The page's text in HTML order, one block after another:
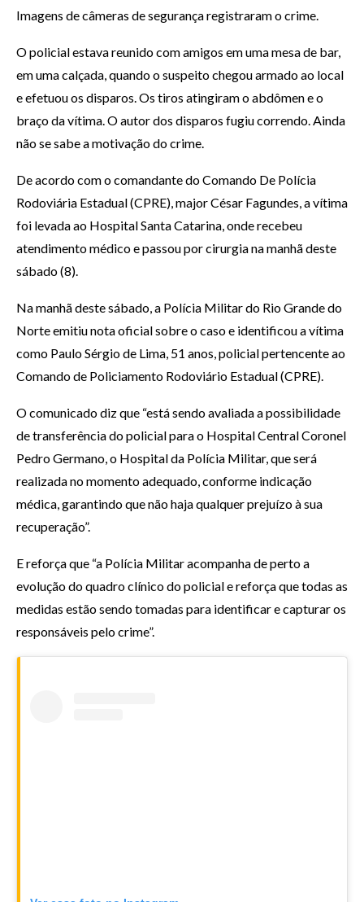
Imagens de câmeras de segurança registraram o crime.
O policial estava reunido com amigos em uma mesa de bar,
em uma calçada, quando o suspeito chegou armado ao local
e efetuou os disparos. Os tiros atingiram o abdômen e o
braço da vítima. O autor dos disparos fugiu correndo. Ainda
não se sabe a motivação do crime.
De acordo com o comandante do Comando De Polícia
Rodoviária Estadual (CPRE), major César Fagundes, a vítima
foi levada ao Hospital Santa Catarina, onde recebeu
atendimento médico e passou por cirurgia na manhã deste
sábado (8).
Na manhã deste sábado, a Polícia Militar do Rio Grande do
Norte emitiu nota oficial sobre o caso e identificou a vítima
como Paulo Sérgio de Lima, 51 anos, policial pertencente ao
Comando de Policiamento Rodoviário Estadual (CPRE).
O comunicado diz que “está sendo avaliada a possibilidade
de transferência do policial para o Hospital Central Coronel
Pedro Germano, o Hospital da Polícia Militar, que será
realizada no momento adequado, conforme indicação
médica, garantindo que não haja qualquer prejuízo à sua
recuperação”.
E reforça que “a Polícia Militar acompanha de perto a
evolução do quadro clínico do policial e reforça que todas as
medidas estão sendo tomadas para identificar e capturar os
responsáveis pelo crime”.